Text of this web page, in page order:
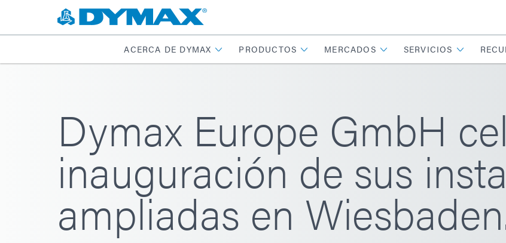
ACERCA DE DYMAX PRODUCTOS MERCADOS SERVICIOS
Dymax Europe GmbH
inauguración de sus
ampliadas en